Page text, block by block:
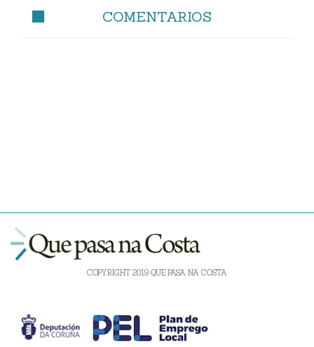
COMENTARIOS
COPYRIGHT 2019 QUE PASA NA COSTA